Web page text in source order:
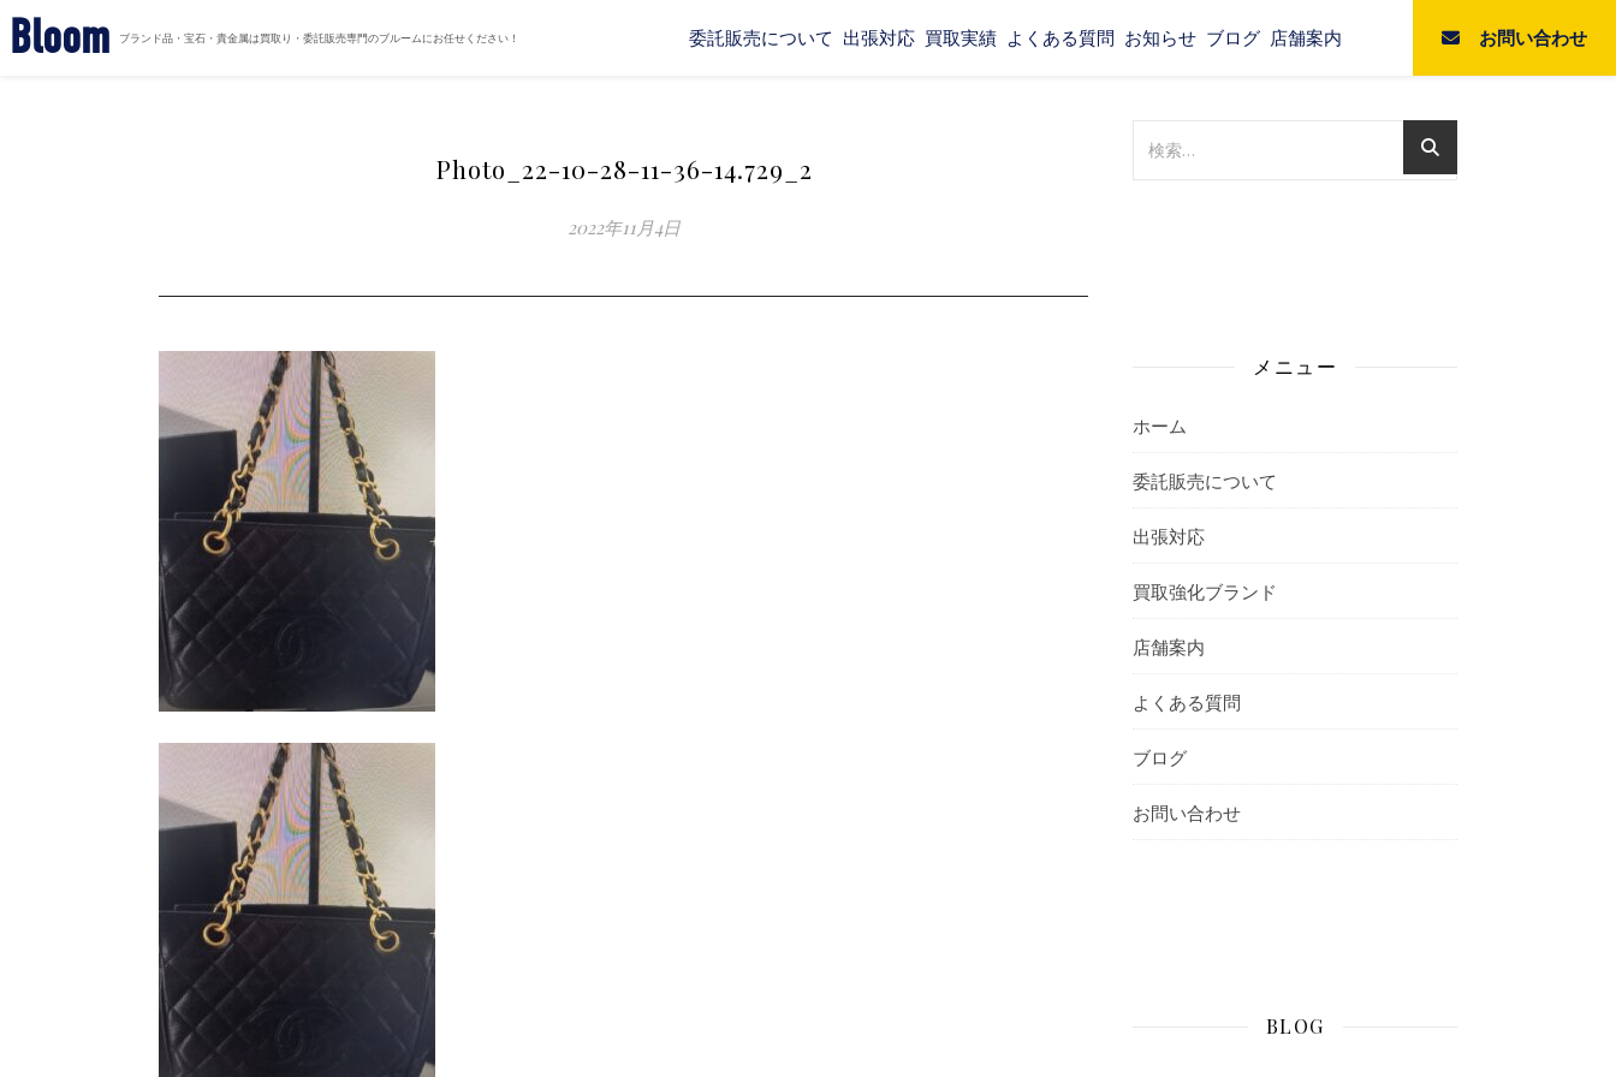
Bloom ブランド品・宝石・貴金属は買取り・委託販売専門のブルームにお任せください！ 委託販売について 出張対応 買取実績 よくある質問 お知らせ ブログ 店舗案内 お問い合わせ
Photo_22-10-28-11-36-14.729_2
2022年11月4日
メニュー
ホーム
委託販売について
出張対応
買取強化ブランド
店舗案内
よくある質問
ブログ
お問い合わせ
BLOG